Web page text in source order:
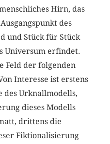
Hirn, das
des
und Stück für Stück
Universum erfindet.
Feld der folgenden
Interesse ist erstens
des Urknallmodells,
dieses Modells
drittens die
Fiktionalisierung